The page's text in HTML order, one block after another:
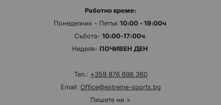
Работно време:
Понеделник - Петък 10:00 - 19:00ч
Събота- 10:00-17:00ч
Неделя- ПОЧИВЕН ДЕН
Тел.: +359 876 696 360
Email: Office@extreme-sports.bg
Пишете ни >